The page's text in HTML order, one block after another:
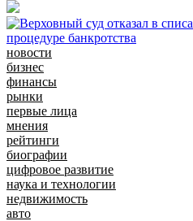
новости
бизнес
финансы
рынки
первые лица
мнения
рейтинги
биографии
цифровое развитие
наука и технологии
недвижимость
авто